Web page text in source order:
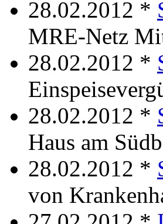
28.02.2012 *
MRE-Netz
28.02.2012 *
28.02.2012 *
Haus am
28.02.2012 *
von